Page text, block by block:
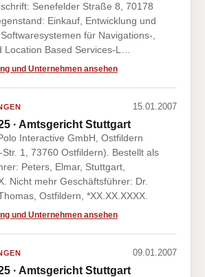
Senefelder Straße 8, 70178
Einkauf, Entwicklung und
für Navigations-,
Location Based Services-L…
und Unternehmen ansehen
15.01.2007
· Amtsgericht Stuttgart
Interactive GmbH, Ostfildern
1, 73760 Ostfildern). Bestellt als
Peters, Elmar, Stuttgart,
Nicht mehr Geschäftsführer: Dr.
Ostfildern, *XX.XX.XXXX.
und Unternehmen ansehen
09.01.2007
· Amtsgericht Stuttgart